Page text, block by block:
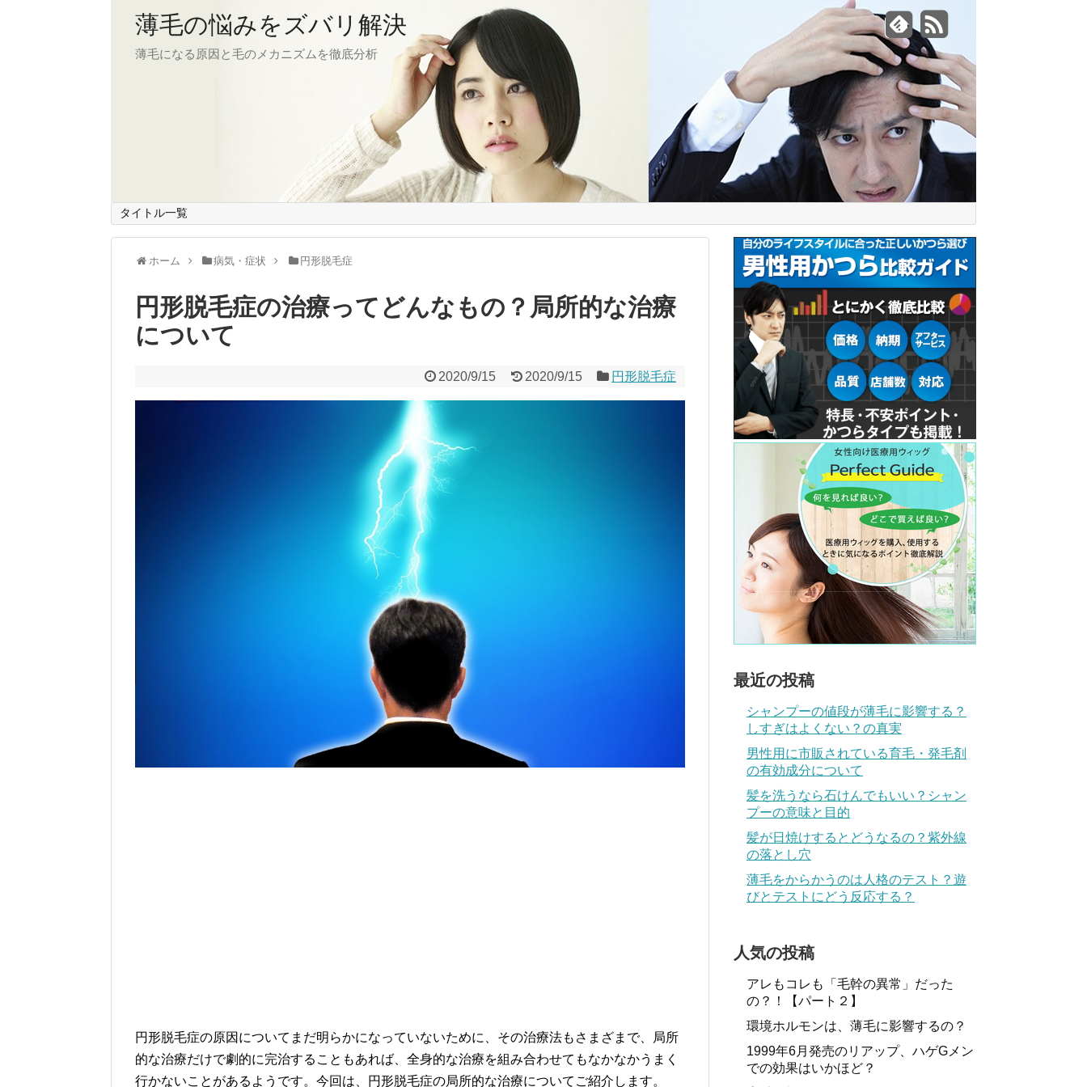
薄毛の悩みをズバリ解決
薄毛になる原因と毛のメカニズムを徹底分析
タイトル一覧
ホーム 病気・症状 円形脱毛症
円形脱毛症の治療ってどんなもの？局所的な治療
について
2020/9/15 2020/9/15 円形脱毛症
円形脱毛症の原因についてまだ明らかになっていないために、その治療法もさまざまで、局所
的な治療だけで劇的に完治することもあれば、全身的な治療を組み合わせてもなかなかうまく
行かないことがあるようです。今回は、円形脱毛症の局所的な治療についてご紹介します。
最近の投稿
シャンプーの値段が薄毛に影響する？
しすぎはよくない？の真実
男性用に市販されている育毛・発毛剤
の有効成分について
髪を洗うなら石けんでもいい？シャン
プーの意味と目的
髪が日焼けするとどうなるの？紫外線
の落とし穴
薄毛をからかうのは人格のテスト？遊
びとテストにどう反応する？
人気の投稿
アレもコレも「毛幹の異常」だった
の？！【パート２】
環境ホルモンは、薄毛に影響するの？
1999年6月発売のリアップ、ハゲGメン
での効果はいかほど？